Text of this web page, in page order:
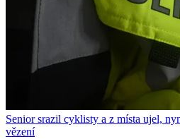
Senior srazil cyklisty a z místa ujel,
vězení